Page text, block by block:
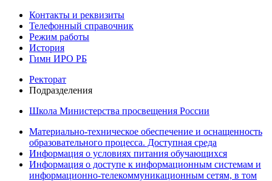
Контакты и реквизиты
Телефонный справочник
Режим работы
История
Гимн ИРО РБ
Ректорат
Подразделения
Школа Министерства просвещения России
Материально-техническое обеспечение и оснащенность
образовательного процесса. Доступная среда
Информация о условиях питания обучающихся
Информация о доступе к информационным системам и
информационно-телекоммуникационным сетям, в том